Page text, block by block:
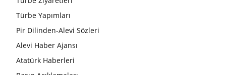
Alevi Köyleri
Sosyal Faaliyetler
Sosyal Yardımlar
Türbe Ziyaretleri
Türbe Yapımları